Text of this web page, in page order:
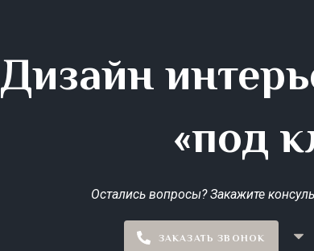
Дизайн
«под
Остались вопросы? Закажите
ЗАКАЗАТЬ ЗВОНОК